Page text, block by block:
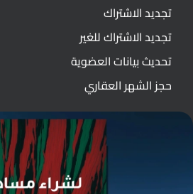
تجديد الاشتراك
تجديد الاشتراك للغير
تحديث بيانات العضوية
حجز الشهر العقاري